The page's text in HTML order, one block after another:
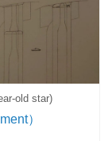
old star)
）